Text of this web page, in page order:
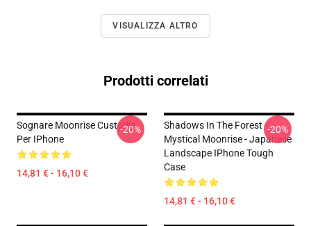
VISUALIZZA ALTRO
Prodotti correlati
Sognare Moonrise Custodia
Per IPhone
14,81 € - 16,10 €
-20%
Shadows In The Forest -
Mystical Moonrise - Japanese
Landscape IPhone Tough
Case
14,81 € - 16,10 €
-20%